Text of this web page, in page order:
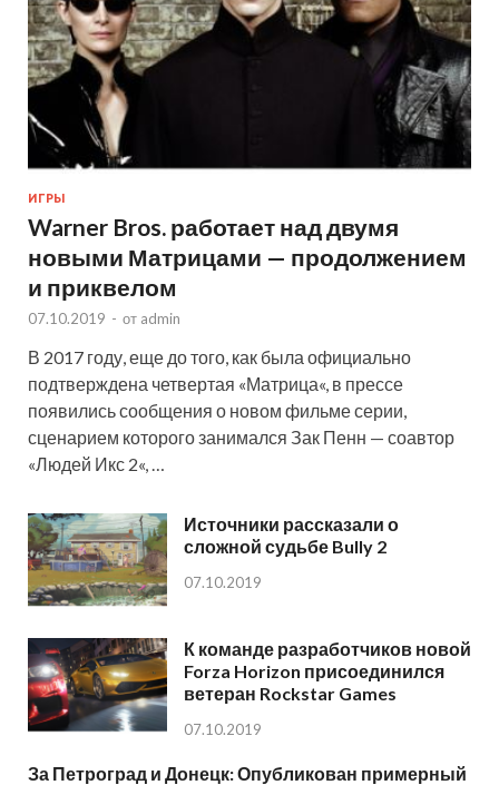
ИГРЫ
Warner Bros. работает над двумя
новыми Матрицами — продолжением
и приквелом
07.10.2019 - от admin
В 2017 году, еще до того, как была официально
подтверждена четвертая «Матрица«, в прессе
появились сообщения о новом фильме серии,
сценарием которого занимался Зак Пенн — соавтор
«Людей Икс 2«, …
Источники рассказали о
сложной судьбе Bully 2
07.10.2019
К команде разработчиков новой
Forza Horizon присоединился
ветеран Rockstar Games
07.10.2019
За Петроград и Донецк: Опубликован примерный